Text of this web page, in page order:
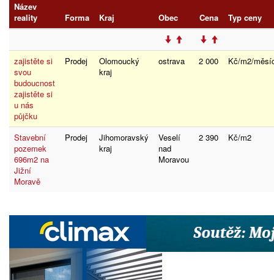
Název
reality
Forma Kraj Obec Cena Typ ceny
zajistěte si
svou
budoucnost
zajistěte si
u nás
půjčku
Prodej
Olomoucký
kraj
ostrava 2 000 Kč/m2/
Stavební
pozemek
696m2 na
Jižní
Moravě
Prodej
Jihomoravský
kraj
Veselí
nad
Moravou
2 390 Kč/m2